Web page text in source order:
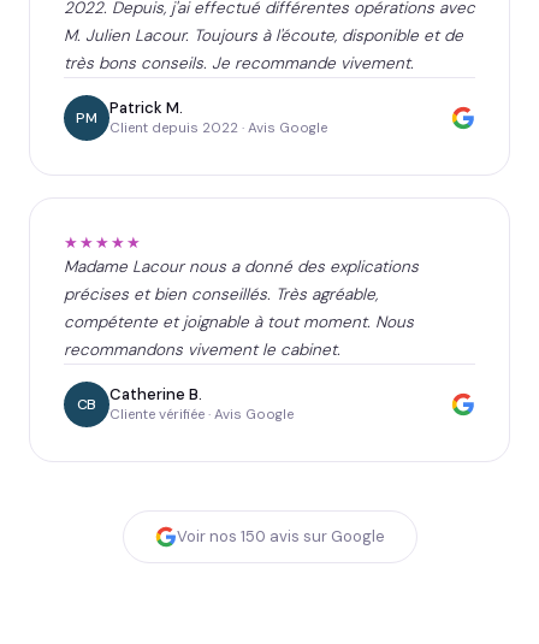
2022. Depuis, j'ai effectué différentes opérations avec
M. Julien Lacour. Toujours à l'écoute, disponible et de
très bons conseils. Je recommande vivement.
PM Patrick M.
Client depuis 2022 · Avis Google
★★★★★
Madame Lacour nous a donné des explications
précises et bien conseillés. Très agréable,
compétente et joignable à tout moment. Nous
recommandons vivement le cabinet.
CB Catherine B.
Cliente vérifiée · Avis Google
Voir nos 150 avis sur Google